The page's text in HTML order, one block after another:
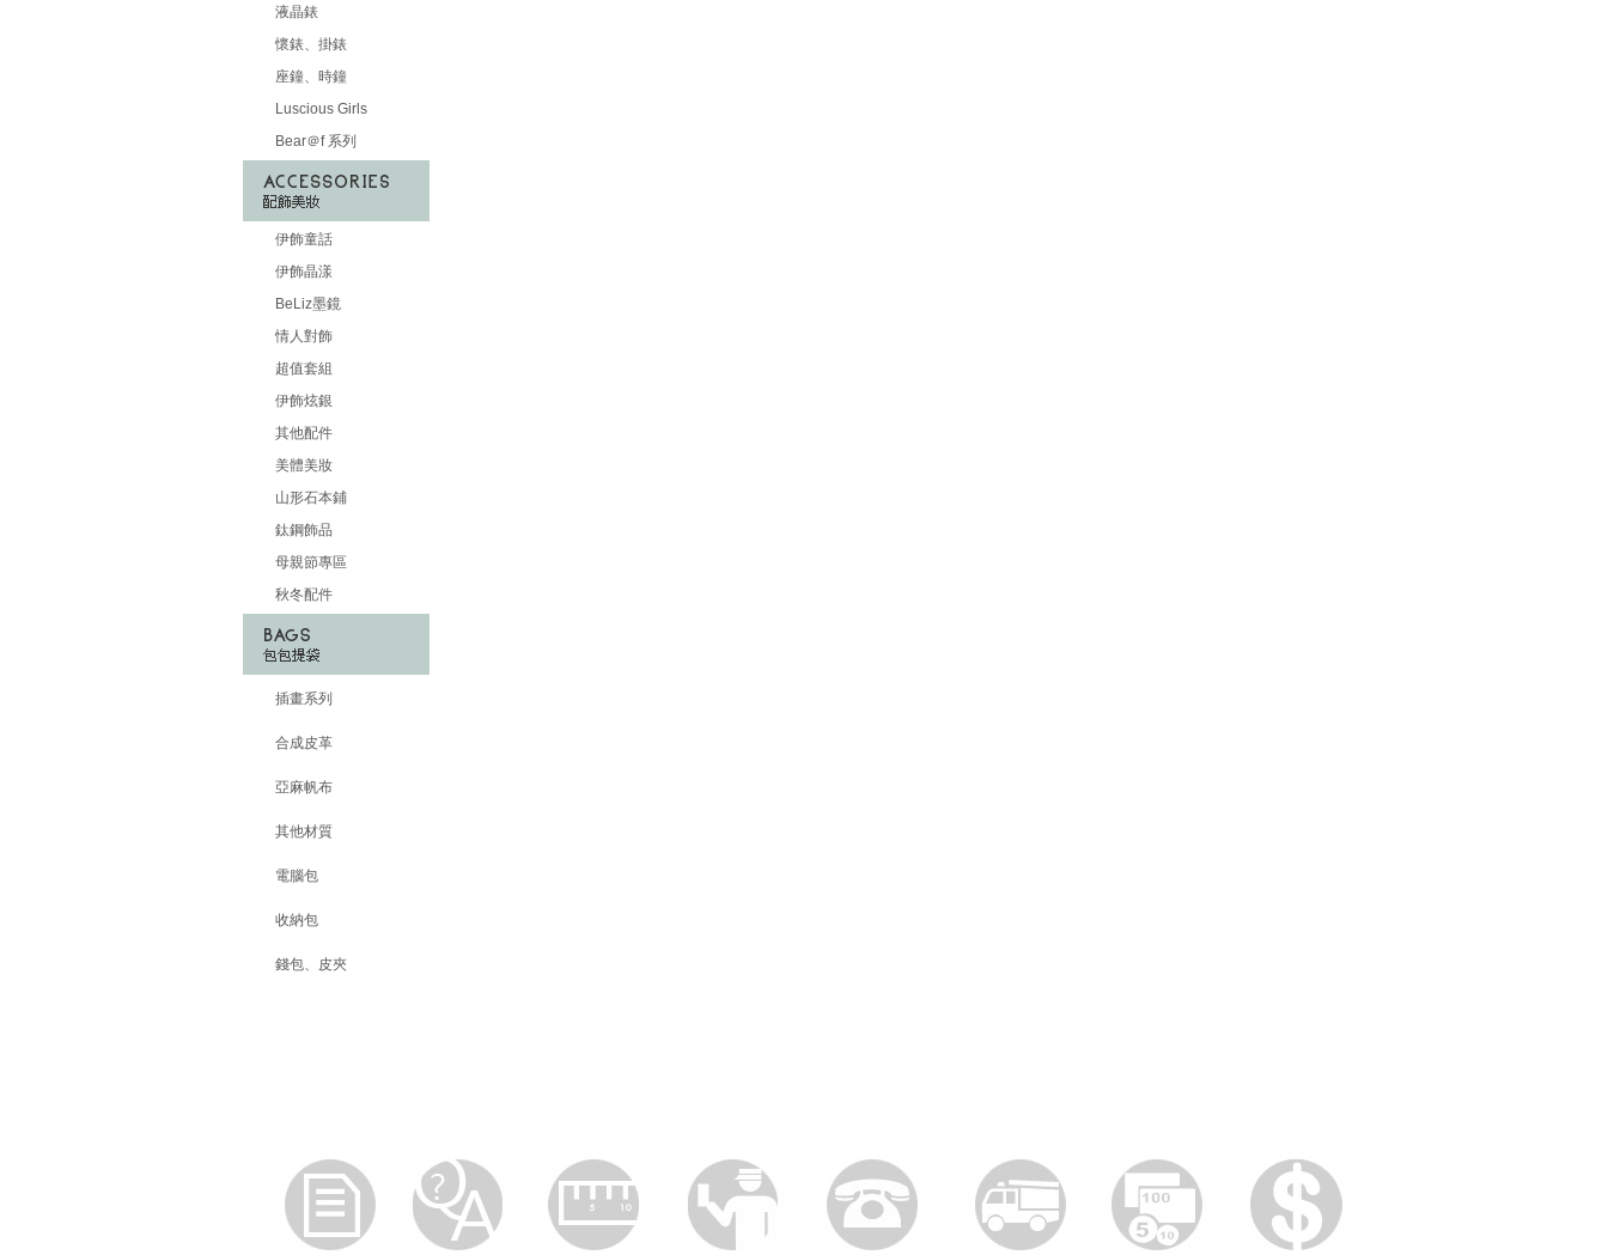
液晶錶
懷錶、掛錶
座鐘、時鐘
Luscious Girls
Bear＠f 系列
伊飾童話
伊飾晶漾
BeLiz墨鏡
情人對飾
超值套組
伊飾炫銀
其他配件
美體美妝
山形石本鋪
鈦鋼飾品
母親節專區
秋冬配件
插畫系列
合成皮革
亞麻帆布
其他材質
電腦包
收納包
錢包、皮夾